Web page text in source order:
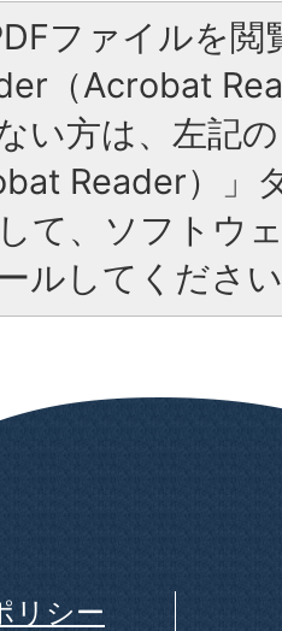
ファイルを閲
（Acrobat
い方は、左記
Reader）」
て、ソフトウ
ルしてくださ
リシー